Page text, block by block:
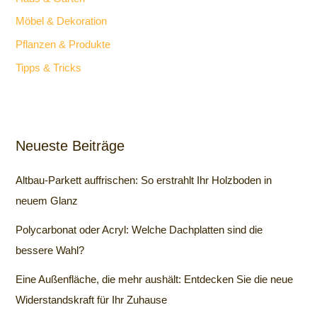
Möbel & Dekoration
Pflanzen & Produkte
Tipps & Tricks
Neueste Beiträge
Altbau-Parkett auffrischen: So erstrahlt Ihr Holzboden in
neuem Glanz
Polycarbonat oder Acryl: Welche Dachplatten sind die
bessere Wahl?
Eine Außenfläche, die mehr aushält: Entdecken Sie die neue
Widerstandskraft für Ihr Zuhause